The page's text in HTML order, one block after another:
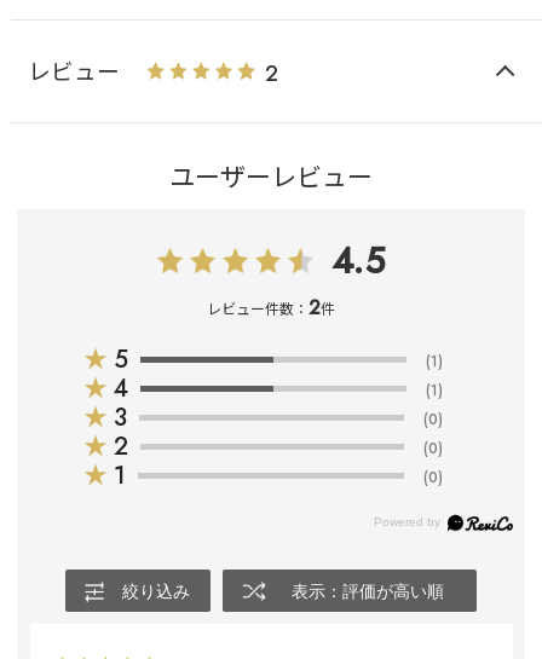
レビュー 2
ユーザーレビュー
4.5
レビュー件数： 2件
★ 5 (1)
★ 4 (1)
★ 3 (0)
★ 2 (0)
★ 1 (0)
絞り込み 表示：評価が高い順